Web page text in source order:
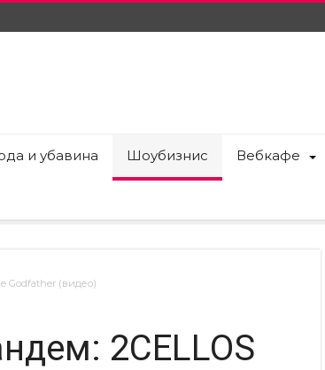
и убавина Шоубизнис Вебкафе
Godfather (видео)
2CELLOS